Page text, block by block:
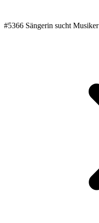
#5366 Sängerin sucht Musiker